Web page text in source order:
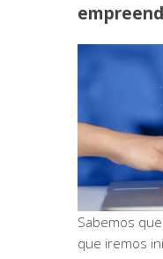
Sabemos
que iremos